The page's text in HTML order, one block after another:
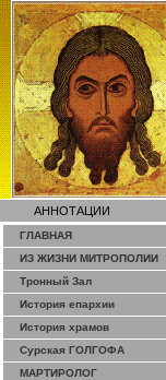
АННОТАЦИИ
ГЛАВНАЯ
ИЗ ЖИЗНИ МИТРОПОЛИИ
Тронный Зал
История епархии
История храмов
Сурская ГОЛГОФА
МАРТИРОЛОГ